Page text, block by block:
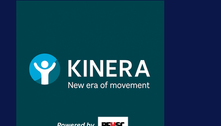
dres BiH!
3 sedmica 3 dan
Premijer liga BiH
za pranje novca, pretresaju